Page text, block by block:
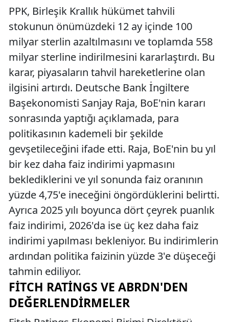
PPK, Birleşik Krallık hükümet tahvili
stokunun önümüzdeki 12 ay içinde 100
milyar sterlin azaltılmasını ve toplamda 558
milyar sterline indirilmesini kararlaştırdı. Bu
karar, piyasaların tahvil hareketlerine olan
ilgisini artırdı. Deutsche Bank İngiltere
Başekonomisti Sanjay Raja, BoE'nin kararı
sonrasında yaptığı açıklamada, para
politikasının kademeli bir şekilde
gevşetileceğini ifade etti. Raja, BoE'nin bu yıl
bir kez daha faiz indirimi yapmasını
beklediklerini ve yıl sonunda faiz oranının
yüzde 4,75'e ineceğini öngördüklerini belirtti.
Ayrıca 2025 yılı boyunca dört çeyrek puanlık
faiz indirimi, 2026'da ise üç kez daha faiz
indirimi yapılması bekleniyor. Bu indirimlerin
ardından politika faizinin yüzde 3'e düşeceği
tahmin ediliyor.
FITCH RATINGS VE ABRDN'DEN
DEĞERLENDIRMELER